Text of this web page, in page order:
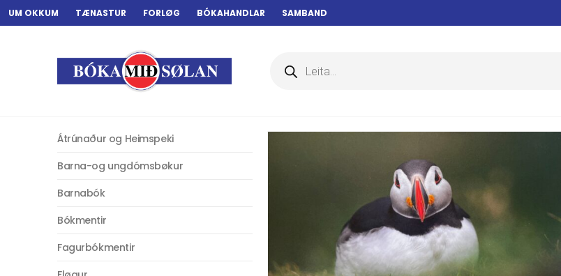
UM OKKUM TÆNASTUR FORLØG BÓKAHANDLAR SAMBAND
search
Átrúnaður og Heimspeki
Barna-og ungdómsbøkur
Barnabók
Bókmentir
Fagurbókmentir